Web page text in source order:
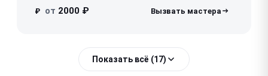
₽ от 2000 ₽
Показать всё (17)